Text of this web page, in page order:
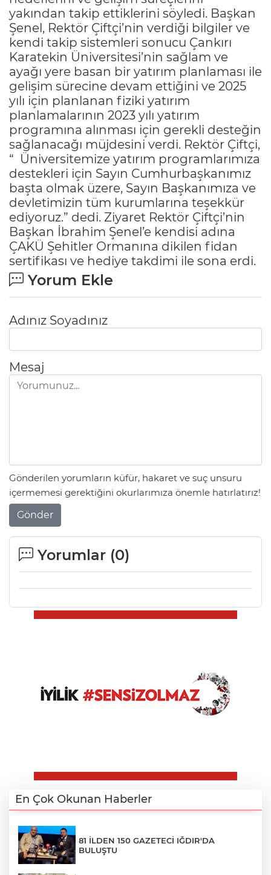
yakından takip ettiklerini söyledi. Başkan
Şenel, Rektör Çiftçi’nin verdiği bilgiler ve
kendi takip sistemleri sonucu Çankırı
Karatekin Üniversitesi’nin sağlam ve
ayağı yere basan bir yatırım planlaması ile
gelişim sürecine devam ettiğini ve 2025
yılı için planlanan fiziki yatırım
planlamalarının 2023 yılı yatırım
programına alınması için gerekli desteğin
sağlanacağı müjdesini verdi. Rektör Çiftçi,
“ Üniversitemize yatırım programlarımıza
destekleri için Sayın Cumhurbaşkanımız
başta olmak üzere, Sayın Başkanımıza ve
devletimizin tüm kurumlarına teşekkür
ediyoruz.” dedi. Ziyaret Rektör Çiftçi’nin
Başkan İbrahim Şenel’e kendisi adına
ÇAKÜ Şehitler Ormanına dikilen fidan
sertifikası ve hediye takdimi ile sona erdi.
Yorum Ekle
Adınız Soyadınız
Mesaj
Gönderilen yorumların küfür, hakaret ve suç unsuru
içermemesi gerektiğini okurlarımıza önemle hatırlatırız!
Gönder
Yorumlar (0)
En Çok Okunan Haberler
81 İLDEN 150 GAZETECİ IĞDIR'DA
BULUŞTU